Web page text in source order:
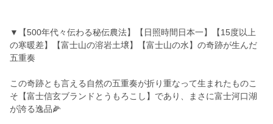
▼【500年代々伝わる秘伝農法】【日照時間日本一】【15度以上
の寒暖差】【富士山の溶岩土壌】【富士山の水】の奇跡が生んだ
五重奏
この奇跡とも言える自然の五重奏が折り重なって生まれたものこ
そ【富士信玄ブランドとうもろこし】であり、まさに富士河口湖
が誇る逸品🌽